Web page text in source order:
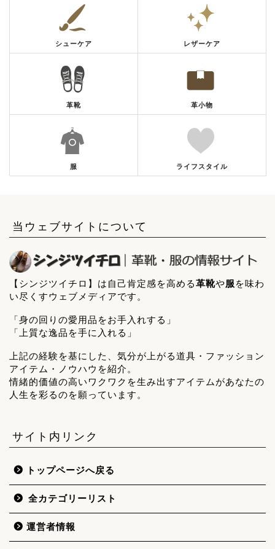
シューケア レザーケア
革靴 革小物
服 ライフスタイル
当ウェブサイトについて
【シンジツイチロ】は自己肯定感を高める革靴や服 を味わ
い尽くすウェブメディアです。
「身の回りの愛用品をお手入れする」
「上質な逸品を手に入れる」
上記の経験を基にした、気分が上がる道具・ファッション
アイテム・ノウハウを紹介。
情緒的価値の高いワクワクを生み出すアイテムがあなたの
人生を彩るのを願っています。
サイト内リンク
トップページへ戻る
全カテゴリーリスト
運営者情報